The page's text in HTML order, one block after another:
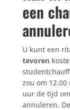
een
U kunt een
tevoren
zou om
uur de tijd
annuleren.